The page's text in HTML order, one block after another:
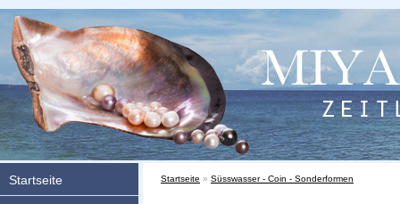
Startseite Sie sind hier
Startseite » Süsswasser - Coin - Sonderformen